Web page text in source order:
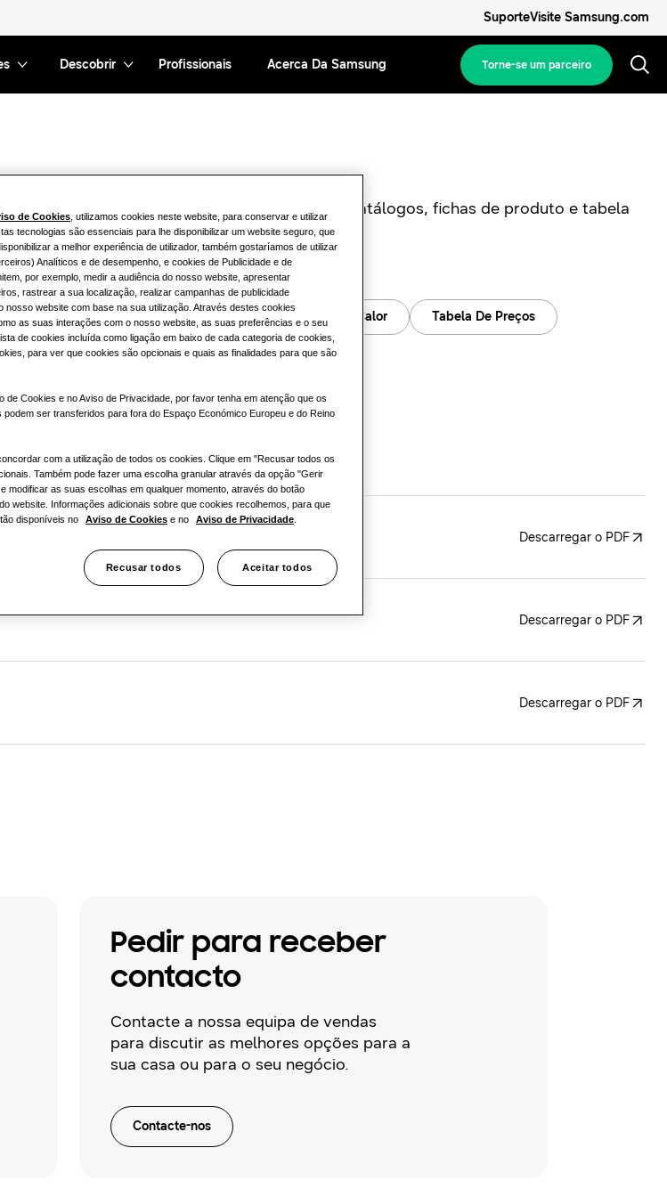
SuporteVisite Samsung.com
Descobrir Profissionais Acerca Da Samsung Torne-se um parceiro
Aceda e baixe todos os nossos catálogos, fichas de produto e tabela
de preços
Catálogo Folhetos Bombas De Calor Tabela De Preços
Folhetos Ar Condicionado
Descarregar o PDF
Descarregar o PDF
Descarregar o PDF
Pedir para receber
contacto
Contacte a nossa equipa de vendas
para discutir as melhores opções para a
sua casa ou para o seu negócio.
Contacte-nos
de Cookies , utilizamos cookies neste website, para conservar e utilizar
tecnologias são essenciais para lhe disponibilizar um website seguro, que
a melhor experiência de utilizador, também gostaríamos de utilizar
Analíticos e de desempenho, e cookies de Publicidade e de
por exemplo, medir a audiência do nosso website, apresentar
rastrear a sua localização, realizar campanhas de publicidade
nosso website com base na sua utilização. Através destes cookies
as suas interações com o nosso website, as suas preferências e o seu
de cookies incluída como ligação em baixo de cada categoria de cookies,
para ver que cookies são opcionais e quais as finalidades para que são
de Cookies e no Aviso de Privacidade, por favor tenha em atenção que os
ser transferidos para fora do Espaço Económico Europeu e do Reino
com a utilização de todos os cookies. Clique em "Recusar todos os
Também pode fazer uma escolha granular através da opção "Gerir
modificar as suas escolhas em qualquer momento, através do botão
website. Informações adicionais sobre que cookies recolhemos, para que
disponíveis no
Aviso de Cookies e no Aviso de Privacidade
Recusar todos Aceitar todos